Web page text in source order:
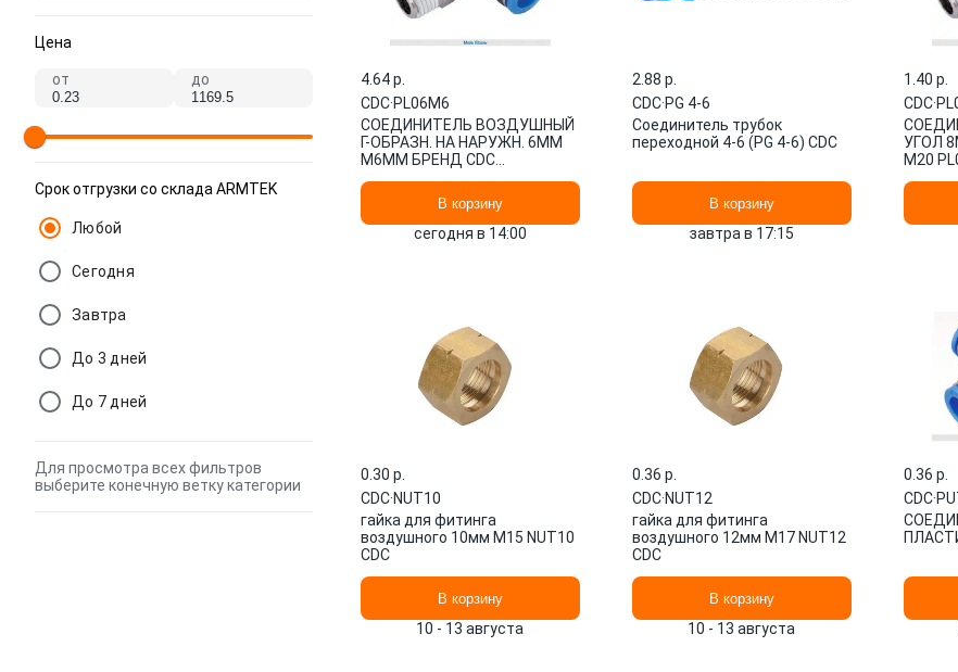
Цена
от до
Срок отгрузки со склада ARMTEK
Любой
Сегодня
Завтра
До 3 дней
До 7 дней
Для просмотра всех фильтров
выберите конечную ветку категории
4.64 p.
CDC·PL06M6
СОЕДИНИТЕЛЬ ВОЗДУШНЫЙ
Г-ОБРАЗН. НА НАРУЖН. 6ММ
М6ММ БРЕНД CDC
ПРОИЗВОДИТЕЛЯ: PL06M6 А
В корзину
сегодня в 14:00
2.88 p.
CDC·PG 4-6
Соединитель трубок
переходной 4-6 (PG 4-6) CDC
В корзину
завтра в 17:15
1.40 p.
CDC·
УГОЛ
M20
0.30 p.
CDC·NUT10
гайка для фитинга
воздушного 10мм M15 NUT10
CDC
В корзину
10 - 13 августа
0.36 p.
CDC·NUT12
гайка для фитинга
воздушного 12мм M17 NUT12
CDC
В корзину
10 - 13 августа
0.36 p.
CDC·